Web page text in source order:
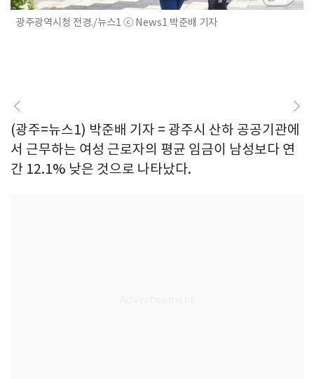
광주광역시청 전경./뉴스1 ⓒ News1 박준배 기자
(광주=뉴스1) 박준배 기자 = 광주시 산하 공공기관에
서 근무하는 여성 근로자의 평균 임금이 남성보다 연
간 12.1% 낮은 것으로 나타났다.